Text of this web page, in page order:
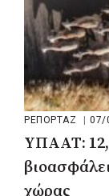
ΡΕΠΟΡΤΑΖ 07/
ΥΠΑΑΤ:
χώρας